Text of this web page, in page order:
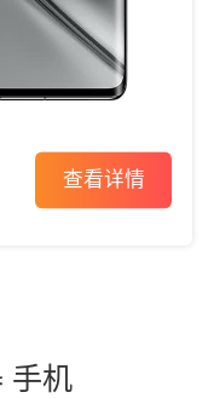
查看详情
手机